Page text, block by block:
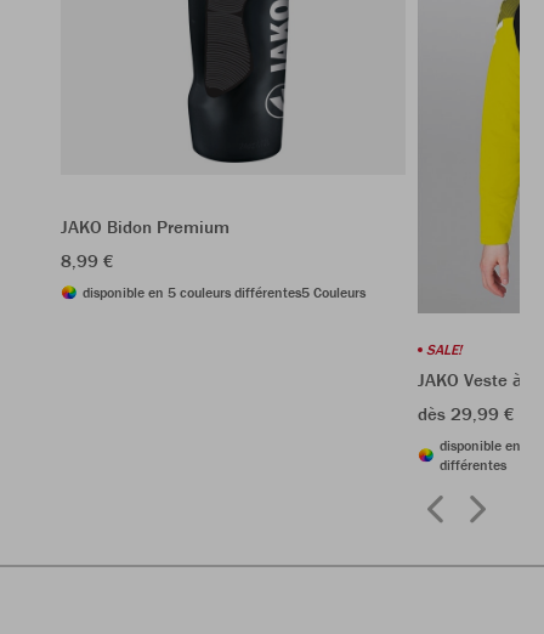
JAKO Bidon Premium
8,99 €
disponible en 5 couleurs différentes5 Couleurs
SALE!
JAKO Veste à
dès 29,99 €
disponible en 8
différentes